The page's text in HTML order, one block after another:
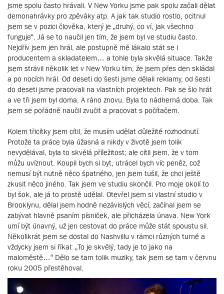
jsme spolu často hrávali. V New Yorku jsme pak spolu začali dělat
demonahrávky pro zpěváky atp. A jak tak studio rostlo, ocitnul
jsem se v pozici člověka, který je „druhý, co ví, jak všechno
funguje“. Já se to naučil jen tím, že jsem byl ve studiu často.
Nejdřív jsem jen hrál, ale postupně mě lákalo stát se i
producentem a skladatelem… a tohle byla skvělá situace. Takže
jsem strávil několik let v New Yorku tím, že jsem přes den skládal
a po nocích hrál. Od deseti do šesti jsme dělali reklamy, od šesti
do deseti jsme pracovali na vlastních projektech. Pak se šlo hrát
a ve tři jsem byl doma. A ráno znovu. Byla to nádherná doba. Tak
jsem se pořádně naučil zvučit a pracovat s počítačem.
Kolem třicítky jsem cítil, že musím udělat důležité rozhodnutí.
Protože ta práce byla úžasná a nikdy v životě jsem tolik
nevydělával, byla to skvělá příležitost; ale cítil jsem, že v tom
můžu uvíznout. Koupil bych si byt, utrácel bych víc peněz, což
nemusí být nutně něco špatného, jen jsem tušil, že chci ještě
zkusit něco jiného. Tak jsem ve studiu skončil. Pro moje okolí to
byl šok, ale já to prostě udělal. Otevřel jsem si vlastní studio v
Brooklynu, dělal jsem hodně nezávislých věcí, začínal jsem se
zabývat hlavně psaním písniček, ale přicházela únava. New York
umí být únavný, už jen cestovat do práce může stát spoustu sil.
Několikrát jsem se dostal do Nashvillu v rámci různých turné a
vždycky jsem si říkal: „To je skvělý, tady je to jako na
maloměstě…“ Dělo se tam tolik muziky, tak jsem se tam v červnu
roku 2005 přestěhoval.